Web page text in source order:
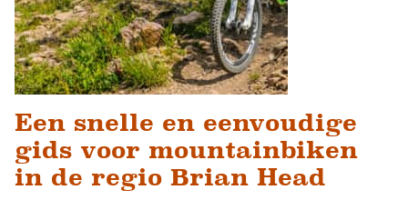
Een snelle en eenvoudige
gids voor mountainbiken
in de regio Brian Head